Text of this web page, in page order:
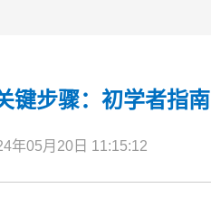
键步骤：初学者指南
年05月20日 11:15:12